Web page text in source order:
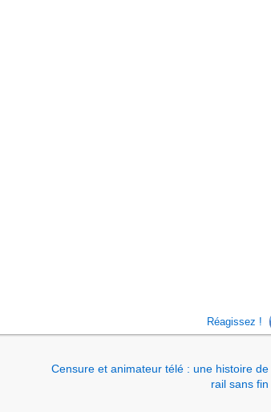
Réagissez !
Censure et animateur télé : une histoire de
rail sans fin